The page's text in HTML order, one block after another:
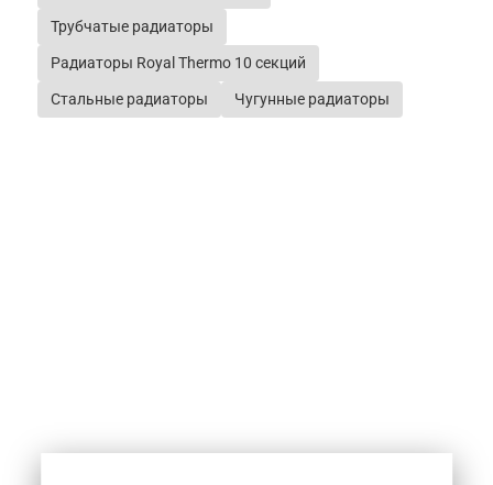
Трубчатые радиаторы
Радиаторы Royal Thermo 10 секций
Стальные радиаторы Чугунные радиаторы